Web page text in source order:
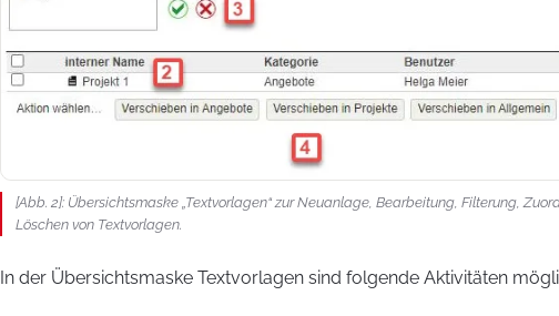
[Abb. 2]: Übersichtsmaske „Textvorlagen“ zur Neuanlage, Bearbeitung, Filterung,
Löschen von Textvorlagen.
In der Übersichtsmaske Textvorlagen sind folgende Aktivitäten